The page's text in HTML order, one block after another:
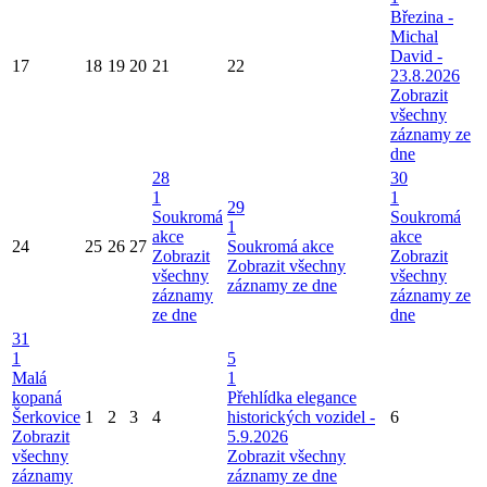
17 18 19 20 21 22
Březina -
Michal
David -
23.8.2026
Zobrazit
všechny
záznamy ze
dne
24 25 26 27
28
1
Soukromá
akce
Zobrazit
všechny
záznamy
ze dne
29
1
Soukromá akce
Zobrazit všechny
záznamy ze dne
30
1
Soukromá
akce
Zobrazit
všechny
záznamy ze
dne
31
1
Malá
kopaná
Šerkovice
Zobrazit
všechny
záznamy
1 2 3 4
5
1
Přehlídka elegance
historických vozidel -
5.9.2026
Zobrazit všechny
záznamy ze dne
6